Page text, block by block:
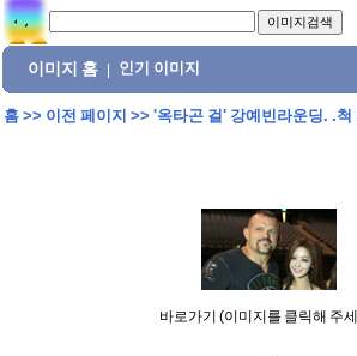
이미지 홈 인기 이미지
홈>> 이전 페이지 >> '옥타곤 걸' 강예빈라운딩. .척
바로가기 (이미지를 클릭해 주